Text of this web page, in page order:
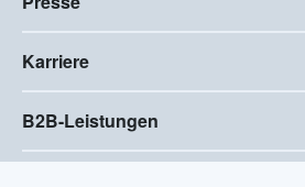
Karriere
B2B-Leistungen